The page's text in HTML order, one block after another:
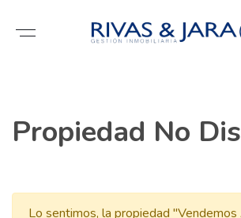
Propiedad No
Lo sentimos, la propiedad